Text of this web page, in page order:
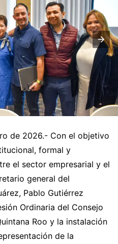
de 2026.- Con el objetivo
formal y
el sector empresarial y el
general del
Pablo Gutiérrez
Ordinaria del Consejo
Roo y la instalación
de la